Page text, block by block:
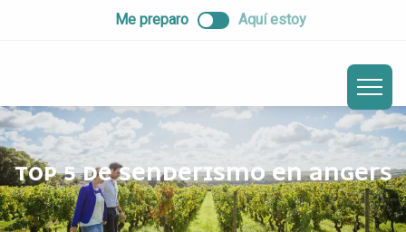
Me preparo Aquí estoy
TOP 5 DE SENDERISMO EN ANGERS